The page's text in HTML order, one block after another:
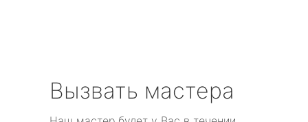
Вызвать мастера